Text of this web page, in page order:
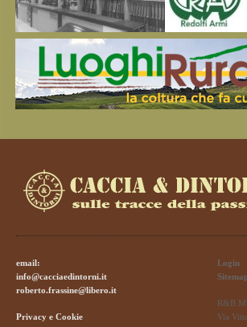
email:
info@cacciaedintorni.it
roberto.frassine@libero.it
Privacy e Cookie
Login
R&B
Via